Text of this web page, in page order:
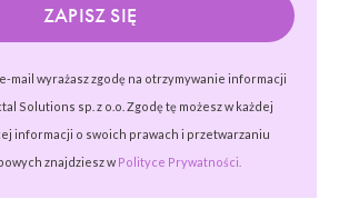
ZAPISZ SIĘ
mail wyrażasz zgodę na otrzymywanie informacji
Solutions sp. z o.o. Zgodę tę możesz w każdej
informacji o swoich prawach i przetwarzaniu
znajdziesz w Polityce Prywatności.